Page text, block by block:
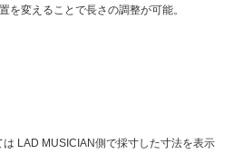
を変えることで長さの調整が可能。
LAD MUSICIAN側で採寸した寸法を表示